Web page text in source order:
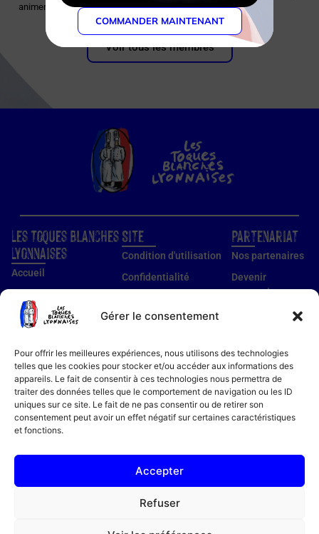
Gérer le consentement
Pour offrir les meilleures expériences, nous utilisons des technologies
telles que les cookies pour stocker et/ou accéder aux informations des
appareils. Le fait de consentir à ces technologies nous permettra de
traiter des données telles que le comportement de navigation ou les ID
uniques sur ce site. Le fait de ne pas consentir ou de retirer son
consentement peut avoir un effet négatif sur certaines caractéristiques
et fonctions.
Accepter
Refuser
animent brillamment la scène gastronomique française.
Voir tous les membres
Partenariat
Nos partenaires
Devenir
partenaire
Devenir membre
Les Toques Blanches
Lyonnaises
Accueil
Guide établissements
Notre histoire
Bon cadeau
Recettes
Actualités
Site
Condition d'utilisation
Confidentialité
Mentions légales
COMMANDER MAINTENANT